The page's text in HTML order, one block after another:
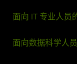
面向 IT 专业人员
面向数据科学人